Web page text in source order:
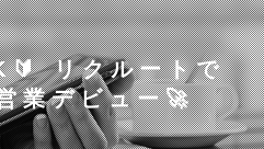
リクルートで
業デビュー🚀